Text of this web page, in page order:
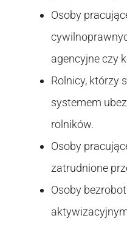
Osoby
agencyjne czy
Rolnicy, którzy
systemem
rolników.
Osoby
zatrudnione
Osoby